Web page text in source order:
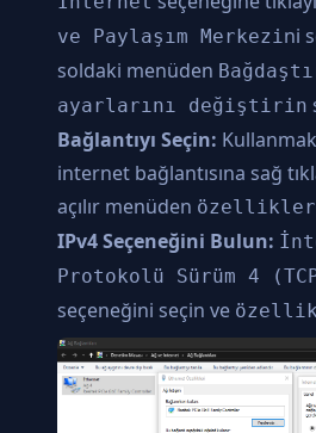
ve Paylaşım Merkezini
soldaki menüden
ayarlarını değiştirin
Bağlantıyı Seçin:
internet bağlantısına sağ
açılır menüden özellikler
IPv4 Seçeneğini Bulun:
Protokolü Sürüm 4
seçeneğini seçin ve